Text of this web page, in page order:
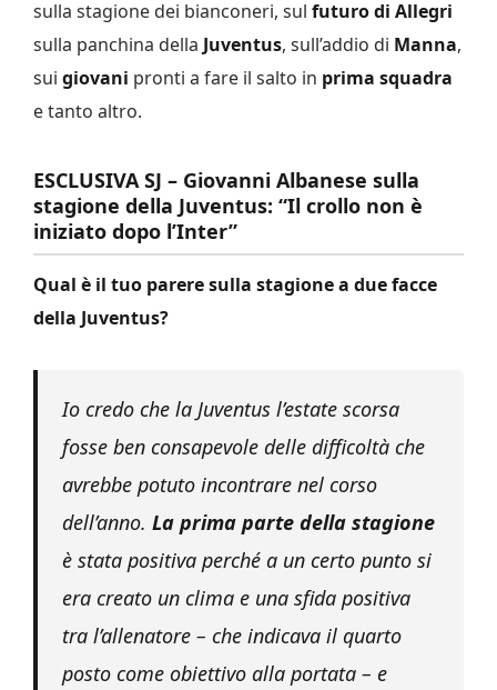
sulla stagione dei bianconeri, sul futuro di Allegri
sulla panchina della Juventus, sull’addio di Manna,
sui giovani pronti a fare il salto in prima squadra
e tanto altro.
ESCLUSIVA SJ – Giovanni Albanese sulla
stagione della Juventus: “Il crollo non è
iniziato dopo l’Inter”
Qual è il tuo parere sulla stagione a due facce
della Juventus?
Io credo che la Juventus l’estate scorsa
fosse ben consapevole delle difficoltà che
avrebbe potuto incontrare nel corso
dell’anno. La prima parte della stagione
è stata positiva perché a un certo punto si
era creato un clima e una sfida positiva
tra l’allenatore – che indicava il quarto
posto come obiettivo alla portata – e